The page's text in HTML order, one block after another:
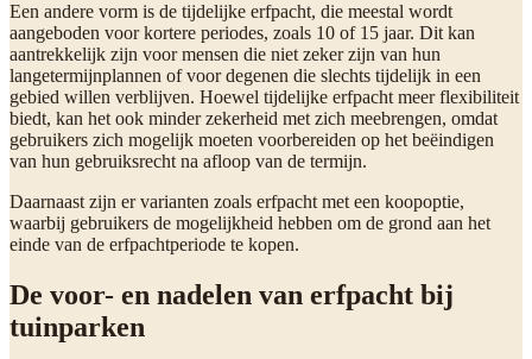
Een andere vorm is de tijdelijke erfpacht, die meestal wordt
aangeboden voor kortere periodes, zoals 10 of 15 jaar. Dit kan
aantrekkelijk zijn voor mensen die niet zeker zijn van hun
langetermijnplannen of voor degenen die slechts tijdelijk in een
gebied willen verblijven. Hoewel tijdelijke erfpacht meer flexibiliteit
biedt, kan het ook minder zekerheid met zich meebrengen, omdat
gebruikers zich mogelijk moeten voorbereiden op het beëindigen
van hun gebruiksrecht na afloop van de termijn.
Daarnaast zijn er varianten zoals erfpacht met een koopoptie,
waarbij gebruikers de mogelijkheid hebben om de grond aan het
einde van de erfpachtperiode te kopen.
De voor- en nadelen van erfpacht bij
tuinparken